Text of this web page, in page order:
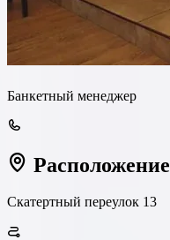
Банкетный менеджер
Расположение
Скатертный переулок 13